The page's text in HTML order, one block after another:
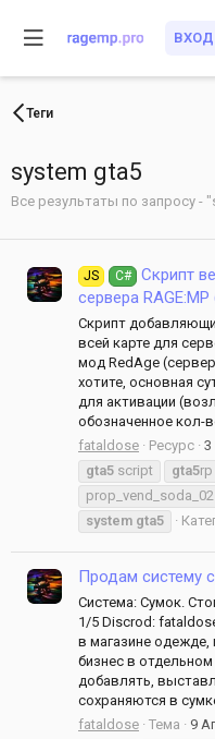
ВХОД
Теги
system gta5
Все результаты по запросу -
JS C# Скрипт
сервера
Скрипт
всей карте для
мод RedAge
хотите, основная
для активации
обозначенное кол-
fataldose
Ресурс 3
gta5 script gta5
prop_vend_soda_02
system gta5
Продам систему
Система: Сумок.
1/5 Discrod:
в магазине
бизнес в
добавлять,
сохраняются в
fataldose Тема 9